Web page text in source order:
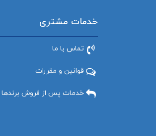
خدمات مشتری
تماس با ما
قوانین و مقررات
خدمات پس از فروش برندها